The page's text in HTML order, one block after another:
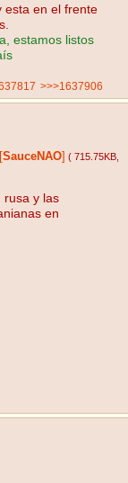
esta en el frente
estamos listos
>>>1637906
SauceNAO ( 715.75KB
rusa y las
en